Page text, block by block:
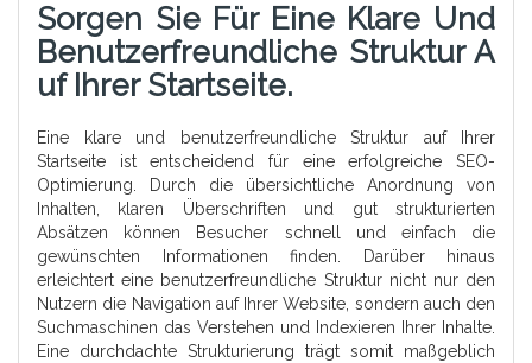
Sorgen Sie Für Eine Klare Und
Benutzerfreundliche Struktur A
Uf Ihrer Startseite.
Eine klare und benutzerfreundliche Struktur auf Ihrer
Startseite ist entscheidend für eine erfolgreiche SEO-
Optimierung. Durch die übersichtliche Anordnung von
Inhalten, klaren Überschriften und gut strukturierten
Absätzen können Besucher schnell und einfach die
gewünschten Informationen finden. Darüber hinaus
erleichtert eine benutzerfreundliche Struktur nicht nur den
Nutzern die Navigation auf Ihrer Website, sondern auch den
Suchmaschinen das Verstehen und Indexieren Ihrer Inhalte.
Eine durchdachte Strukturierung trägt somit maßgeblich